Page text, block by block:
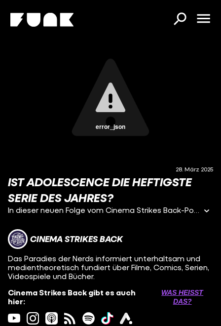
error_json
28. März 2025
IST ADOLESCENCE DIE HEFTIGSTE
SERIE DES JAHRES?
In dieser neuen Folge vom Cinema Strikes Back-Podcast ist der Wahnsinn ausgebrochen! Alper, Marius und Jonas sprechen zum Beispiel über wahnsinnig gute Serien, wie die Netflix-Neuerscheinung ADOLESCENCE, die mit ihrer ausgefallenen Machart und der ergreifenden Tiefe gerade die Herzen von Film- und Serienfans auf der ganzen Welt erobert. Genauso wie die Apple TV+-Serie SEVERANCE, deren zweite Staffel in unseren Augen deutlich mehr Hype verdient hat. Außerdem geht es um wahnsinnig spannende Kinostarts, wie den Horror-Film THE WOMAN IN THE YARD, oder das romantische Drama BEATING HEARTS. Dazu spinnen wir auch noch wahnsinnig absurde Battle-Fantasien und präsentieren euch den absoluten Endboss: das ALPHA-BATTLE!!! Klingt schräg – ist es auch, und wenn ihr erfahren wollt, was genau es damit auf sich hat, hört rein, hier bei CINEMA STRIKES BACK!
CINEMA STRIKES BACK
Das Paradies der Nerds informiert unterhaltsam und
medientheoretisch fundiert über Filme, Comics, Serien,
Videospiele und Bücher.
Cinema Strikes Back gibt es auch
hier:
WAS HEISST D
AS?